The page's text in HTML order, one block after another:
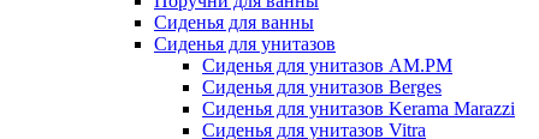
Сиденья для ванны
Сиденья для унитазов
Сиденья для унитазов AM.PM
Сиденья для унитазов Berges
Сиденья для унитазов Kerama Marazzi
Сиденья для унитазов Vitra